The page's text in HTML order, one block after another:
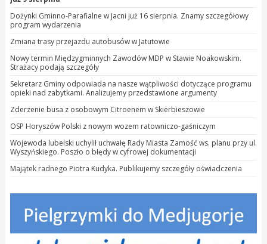
Dożynki Gminno-Parafialne w Jacni już 16 sierpnia. Znamy szczegółowy
program wydarzenia
Zmiana trasy przejazdu autobusów w Jatutowie
Nowy termin Międzygminnych Zawodów MDP w Stawie Noakowskim.
Strażacy podają szczegóły
Sekretarz Gminy odpowiada na nasze wątpliwości dotyczące programu
opieki nad zabytkami. Analizujemy przedstawione argumenty
Zderzenie busa z osobowym Citroenem w Skierbieszowie
OSP Horyszów Polski z nowym wozem ratowniczo-gaśniczym
Wojewoda lubelski uchylił uchwałę Rady Miasta Zamość ws. planu przy ul.
Wyszyńskiego. Poszło o błędy w cyfrowej dokumentacji
Majątek radnego Piotra Kudyka. Publikujemy szczegóły oświadczenia